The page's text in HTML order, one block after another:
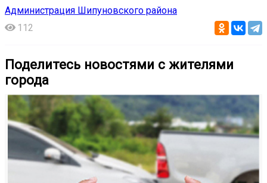
Администрация Шипуновского района
112
Поделитесь новостями с жителями
города